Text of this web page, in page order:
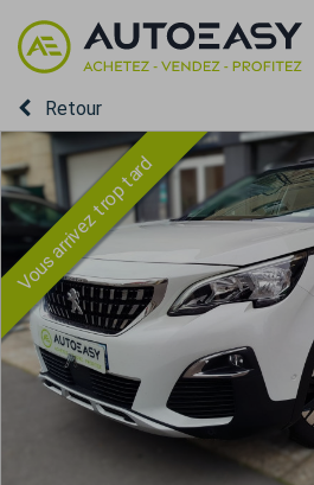
Retour
Vous arrivez trop tard